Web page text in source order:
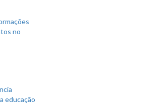
no
educação